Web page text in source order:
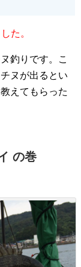
た。
釣りです。こ
ヌが出るとい
えてもらった
の巻